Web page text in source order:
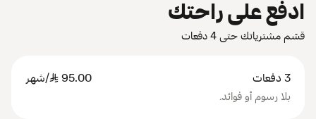
ادفع على راحتك
قسّم مشترياتك حتى 4 دفعات
3 دفعات 95.00
SAR/شهر
بلا رسوم أو فوائد.